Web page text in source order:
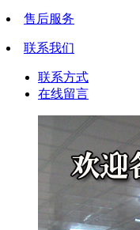
售后服务
联系我们
联系方式
在线留言